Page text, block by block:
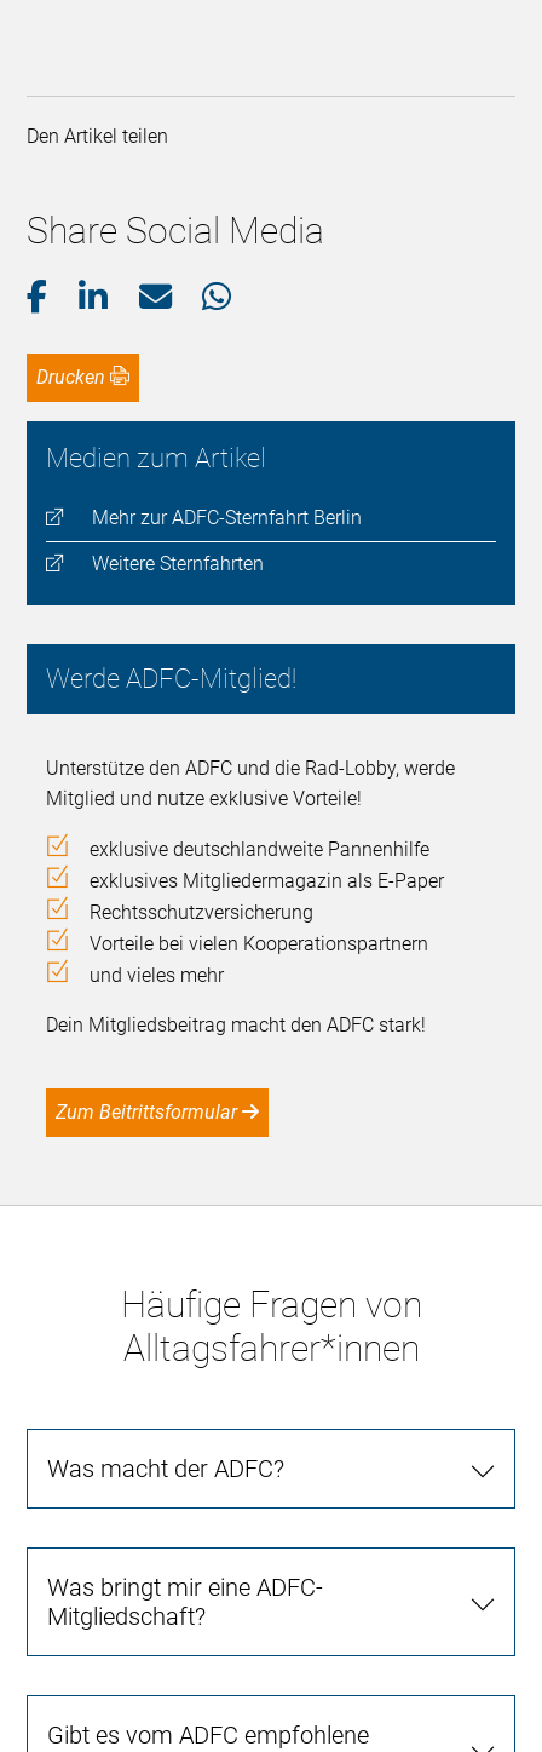
Den Artikel teilen
Share Social Media
Drucken
Medien zum Artikel
Mehr zur ADFC-Sternfahrt Berlin
Weitere Sternfahrten
Werde ADFC-Mitglied!
Unterstütze den ADFC und die Rad-Lobby, werde
Mitglied und nutze exklusive Vorteile!
exklusive deutschlandweite Pannenhilfe
exklusives Mitgliedermagazin als E-Paper
Rechtsschutzversicherung
Vorteile bei vielen Kooperationspartnern
und vieles mehr
Dein Mitgliedsbeitrag macht den ADFC stark!
Zum Beitrittsformular
Häufige Fragen von
Alltagsfahrer*innen
Was macht der ADFC?
Was bringt mir eine ADFC-
Mitgliedschaft?
Gibt es vom ADFC empfohlene